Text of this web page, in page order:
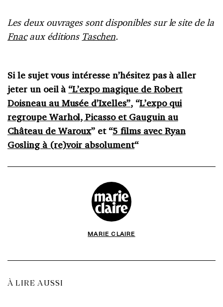
Les deux ouvrages sont disponibles sur le site de la
Fnacaux éditions Taschen.
Si le sujet vous intéresse n’hésitez pas à aller
jeter un oeil à “L’expo magique de Robert
Doisneau au Musée d’Ixelles”, “L’expo qui
regroupe Warhol, Picasso et Gauguin au
Château de Waroux” et “5 films avec Ryan
Gosling à (re)voir absolument“
MARIE CLAIRE
À LIRE AUSSI